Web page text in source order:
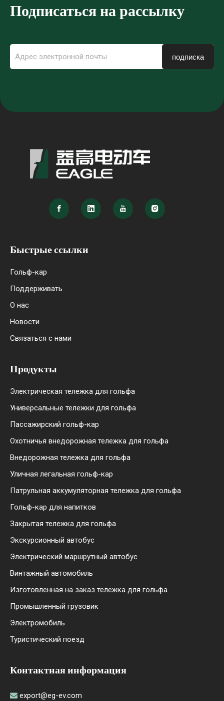
Подписаться на рассылку
подписка
Быстрые ссылки
Гольф-кар
Поддерживать
О нас
Новости
Связаться с нами
Продукты
Электрическая тележка для гольфа
Универсальные тележки для гольфа
Пассажирский гольф-кар
Охотничья внедорожная тележка для гольфа
Внедорожная тележка для гольфа
Уличная легальная гольф-кар
Патрульная аккумуляторная тележка для гольфа
Гольф-кар для напитков
Закрытая тележка для гольфа
Экскурсионный автобус
Электрический маршрутный автобус
Винтажный автомобиль
Изготовленная на заказ тележка для гольфа
Промышленный грузовик
Электромобиль
Туристический поезд
Контактная информация
 export@eg-ev.com